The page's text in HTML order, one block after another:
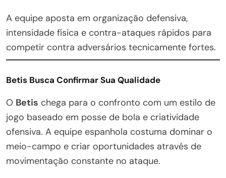
A equipe aposta em organização defensiva,
intensidade física e contra-ataques rápidos para
competir contra adversários tecnicamente fortes.
Betis Busca Confirmar Sua Qualidade
O Betis chega para o confronto com um estilo de
jogo baseado em posse de bola e criatividade
ofensiva. A equipe espanhola costuma dominar o
meio-campo e criar oportunidades através de
movimentação constante no ataque.